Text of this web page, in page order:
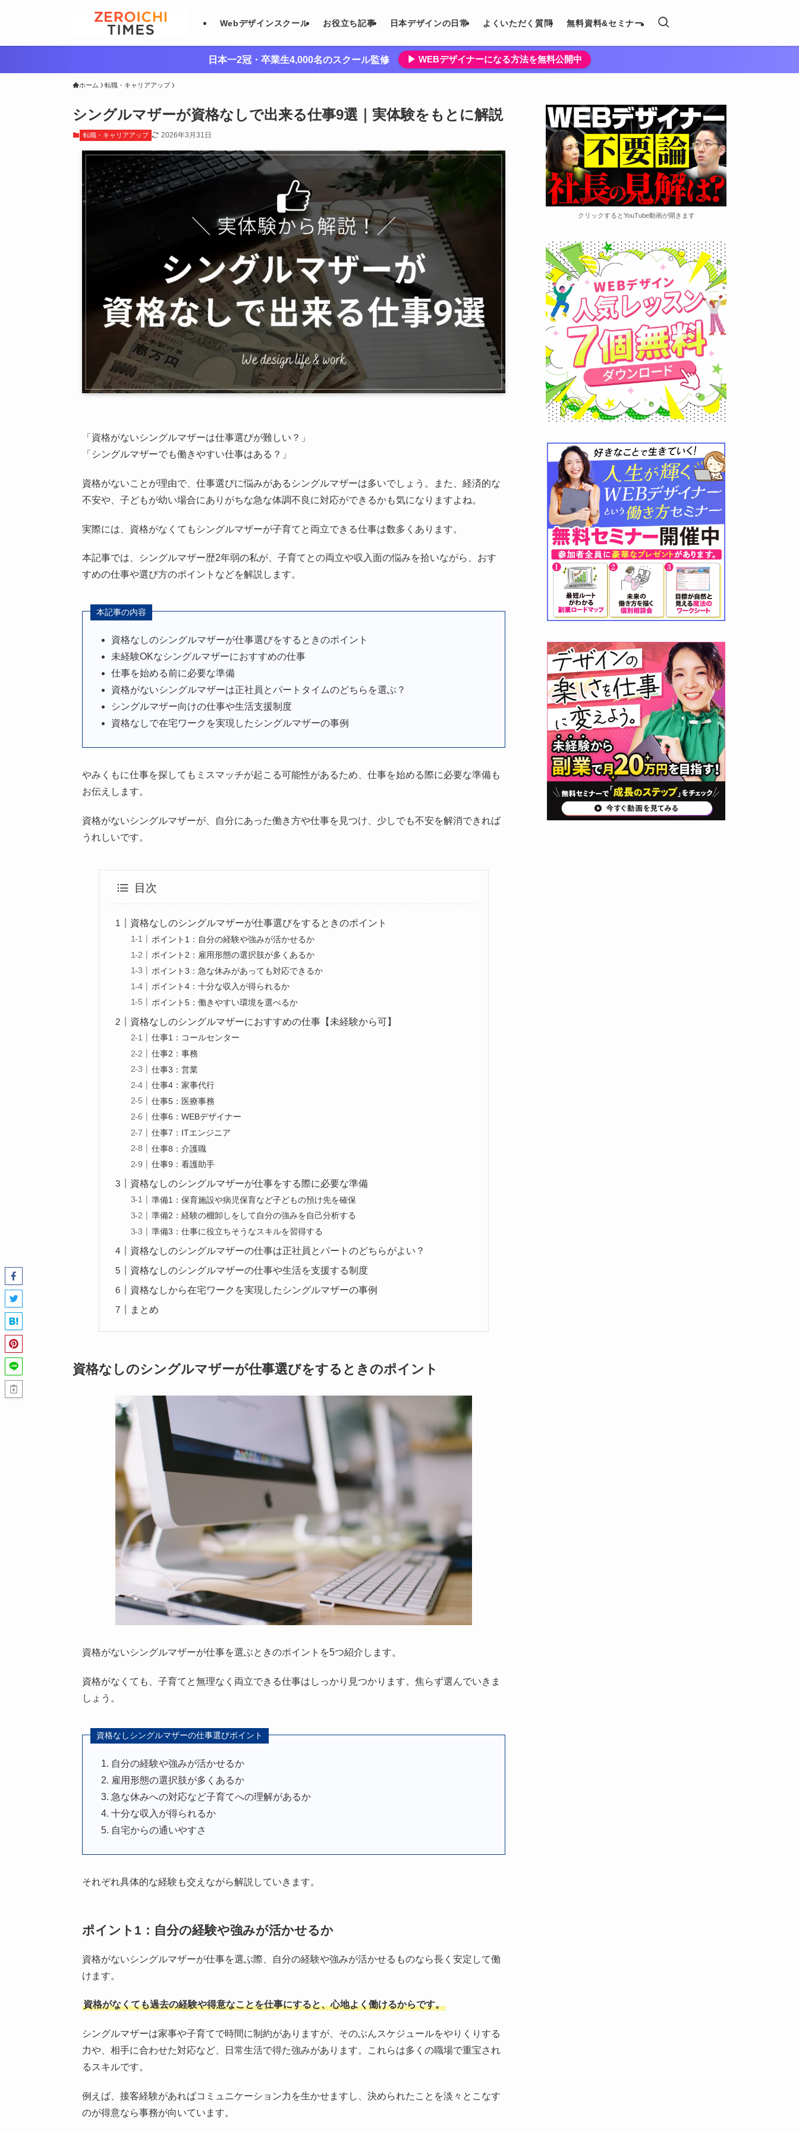
Webデザインスクール お役立ち記事 日本デザインの日常 よくいただく質問 無料資料&セミナー
日本一2冠・卒業生4,000名のスクール監修 ▶︎ WEBデザイナーになる方法を無料公開中
ホーム 転職・キャリアアップ
シングルマザーが資格なしで出来る仕事9選｜実体験をもとに解説
転職・キャリアアップ 2026年3月31日
「資格がないシングルマザーは仕事選びが難しい？」
「シングルマザーでも働きやすい仕事はある？」
資格がないことが理由で、仕事選びに悩みがあるシングルマザーは多いでしょう。また、経済的な
不安や、子どもが幼い場合にありがちな急な体調不良に対応ができるかも気になりますよね。
実際には、資格がなくてもシングルマザーが子育てと両立できる仕事は数多くあります。
本記事では、シングルマザー歴2年弱の私が、子育てとの両立や収入面の悩みを拾いながら、おす
すめの仕事や選び方のポイントなどを解説します。
本記事の内容
資格なしのシングルマザーが仕事選びをするときのポイント
未経験OKなシングルマザーにおすすめの仕事
仕事を始める前に必要な準備
資格がないシングルマザーは正社員とパートタイムのどちらを選ぶ？
シングルマザー向けの仕事や生活支援制度
資格なしで在宅ワークを実現したシングルマザーの事例
やみくもに仕事を探してもミスマッチが起こる可能性があるため、仕事を始める際に必要な準備も
お伝えします。
資格がないシングルマザーが、自分にあった働き方や仕事を見つけ、少しでも不安を解消できれば
うれしいです。
目次
資格なしのシングルマザーが仕事選びをするときのポイント
ポイント1：自分の経験や強みが活かせるか
ポイント2：雇用形態の選択肢が多くあるか
ポイント3：急な休みがあっても対応できるか
ポイント4：十分な収入が得られるか
ポイント5：働きやすい環境を選べるか
資格なしのシングルマザーにおすすめの仕事【未経験から可】
仕事1：コールセンター
仕事2：事務
仕事3：営業
仕事4：家事代行
仕事5：医療事務
仕事6：WEBデザイナー
仕事7：ITエンジニア
仕事8：介護職
仕事9：看護助手
資格なしのシングルマザーが仕事をする際に必要な準備
準備1：保育施設や病児保育など子どもの預け先を確保
準備2：経験の棚卸しをして自分の強みを自己分析する
準備3：仕事に役立ちそうなスキルを習得する
資格なしのシングルマザーの仕事は正社員とパートのどちらがよい？
資格なしのシングルマザーの仕事や生活を支援する制度
資格なしから在宅ワークを実現したシングルマザーの事例
まとめ
資格なしのシングルマザーが仕事選びをするときのポイント
資格がないシングルマザーが仕事を選ぶときのポイントを5つ紹介します。
資格がなくても、子育てと無理なく両立できる仕事はしっかり見つかります。焦らず選んでいきま
しょう。
資格なしシングルマザーの仕事選びポイント
自分の経験や強みが活かせるか
雇用形態の選択肢が多くあるか
急な休みへの対応など子育てへの理解があるか
十分な収入が得られるか
自宅からの通いやすさ
それぞれ具体的な経験も交えながら解説していきます。
ポイント1：自分の経験や強みが活かせるか
資格がないシングルマザーが仕事を選ぶ際、自分の経験や強みが活かせるものなら長く安定して働
けます。
資格がなくても過去の経験や得意なことを仕事にすると、心地よく働けるからです。
シングルマザーは家事や子育てで時間に制約がありますが、そのぶんスケジュールをやりくりする
力や、相手に合わせた対応など、日常生活で得た強みがあります。これらは多くの職場で重宝され
るスキルです。
例えば、接客経験があればコミュニケーション力を生かせますし、決められたことを淡々とこなす
のが得意なら事務が向いています。
クリックするとYouTube動画が開きます